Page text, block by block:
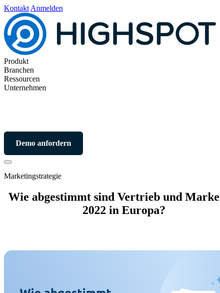
Kontakt Anmelden
Produkt
Branchen
Ressourcen
Unternehmen
Demo anfordern
Marketingstrategie
Wie abgestimmt sind Vertrieb und
2022 in Europa?